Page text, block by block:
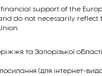
support of the
do not necessarily reflect
та Запорізької
(для інтернет-